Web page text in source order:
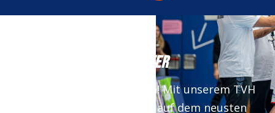
NEWSLETTER
Keine News mehr verpassen! Mit unserem TVH
Newsletter bist du immer auf dem neusten